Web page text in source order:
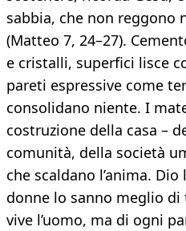
sabbia, che non reggono
(Matteo 7, 24–27).
e cristalli, superfici lisce
pareti espressive come
consolidano niente. I
costruzione della casa –
comunità, della società
che scaldano l’anima.
donne lo sanno meglio
vive l’uomo, ma di ogni